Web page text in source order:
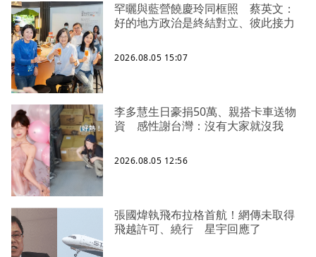
罕曬與藍營饒慶玲同框照 蔡英文：
好的地方政治是終結對立、彼此接力
2026.08.05 15:07
李多慧生日豪捐50萬、親搭卡車送物
資 感性謝台灣：沒有大家就沒我
2026.08.05 12:56
張國煒執飛布拉格首航！網傳未取得
飛越許可、繞行 星宇回應了